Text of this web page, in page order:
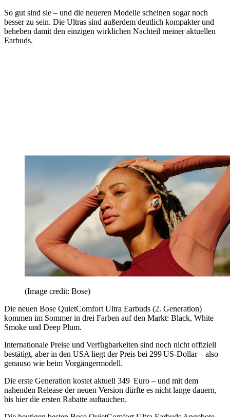
So gut sind sie – und die neueren Modelle scheinen sogar noch
besser zu sein. Die Ultras sind außerdem deutlich kompakter und
beheben damit den einzigen wirklichen Nachteil meiner aktuellen
Earbuds.
(Image credit: Bose)
Die neuen Bose QuietComfort Ultra Earbuds (2. Generation)
kommen im Sommer in drei Farben auf den Markt: Black, White
Smoke und Deep Plum.
Internationale Preise und Verfügbarkeiten sind noch nicht offiziell
bestätigt, aber in den USA liegt der Preis bei 299 US-Dollar – also
genauso wie beim Vorgängermodell.
Die erste Generation kostet aktuell 349 Euro – und mit dem
nahenden Release der neuen Version dürfte es nicht lange dauern,
bis hier die ersten Rabatte auftauchen.